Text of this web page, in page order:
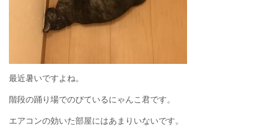
最近暑いですよね。
階段の踊り場でのびているにゃんこ君です。
エアコンの効いた部屋にはあまりいないです。